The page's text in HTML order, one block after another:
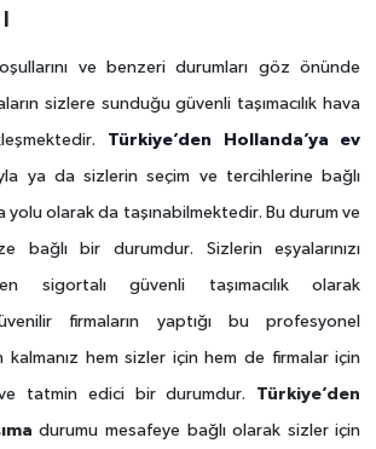
ve benzeri durumları göz önünde
sizlere sunduğu güvenli taşımacılık hava
Türkiye’den Hollanda’ya ev
ya da sizlerin seçim ve tercihlerine bağlı
yolu olarak da taşınabilmektedir. Bu durum ve
bağlı bir durumdur. Sizlerin eşyalarınızı
sigortalı güvenli taşımacılık olarak
firmaların yaptığı bu profesyonel
kalmanız hem sizler için hem de firmalar için
tatmin edici bir durumdur. Türkiye’den
durumu mesafeye bağlı olarak sizler için